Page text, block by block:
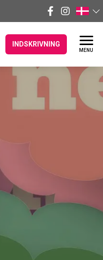
INDSKRIVNING
MENU